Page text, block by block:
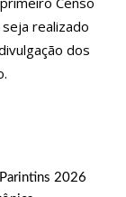
Do Amazonas,
de Manaus com
a vacinação em
em tempo,
emoção dos
seja realizado
dos
2026